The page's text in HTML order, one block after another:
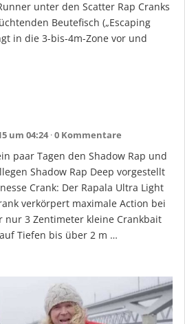
unter den Scatter Rap Cranks
Beutefisch („Escaping
in die 3-bis-4m-Zone vor und
um 04:24 0 Kommentare
paar Tagen den Shadow Rap und
Shadow Rap Deep vorgestellt
Crank: Der Rapala Ultra Light
verkörpert maximale Action bei
nur 3 Zentimeter kleine Crankbait
Tiefen bis über 2 m …